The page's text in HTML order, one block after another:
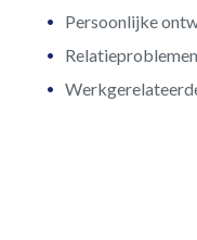
Persoonlijke
Relatieproblemen